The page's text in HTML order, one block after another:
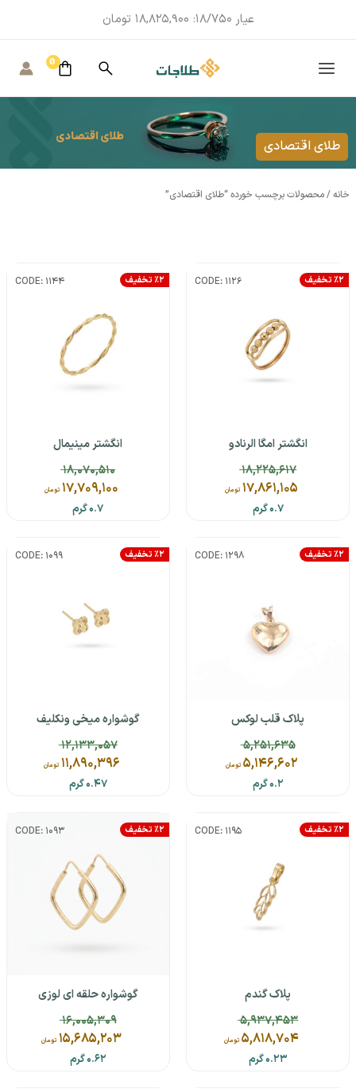
عیار 18/750: 18,825,900 تومان
MAIN
طلای اقتصادی
خانه/ محصولات برچسب خورده “طلای اقتصادی”
٪2 تخفیف CODE: 1126
انگشتر امگا الرنادو
18,225,617
17,861,105 تومان
0.7 گرم
٪2 تخفیف CODE: 1144
انگشتر مینیمال
18,070,510
17,709,100 تومان
0.7 گرم
٪2 تخفیف CODE: 1298
پلاک قلب لوکس
5,251,635
5,146,602 تومان
0.2 گرم
٪2 تخفیف CODE: 1099
گوشواره میخی ونکلیف
12,133,057
11,890,396 تومان
0.47 گرم
٪2 تخفیف CODE: 1195
پلاک گندم
5,937,453
5,818,704 تومان
0.23 گرم
٪2 تخفیف CODE: 1093
گوشواره حلقه ای لوزی
16,005,309
15,685,203 تومان
0.62 گرم